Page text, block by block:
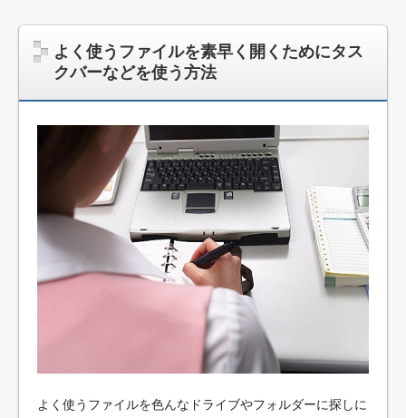
よく使うファイルを素早く開くためにタス
クバーなどを使う方法
よく使うファイルを色んなドライブやフォルダーに探しに